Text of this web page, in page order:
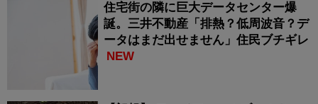
住宅街の隣に巨大データセンター爆
誕。三井不動産「排熱？低周波音？デ
ータはまだ出せません」住民ブチギレ
NEW